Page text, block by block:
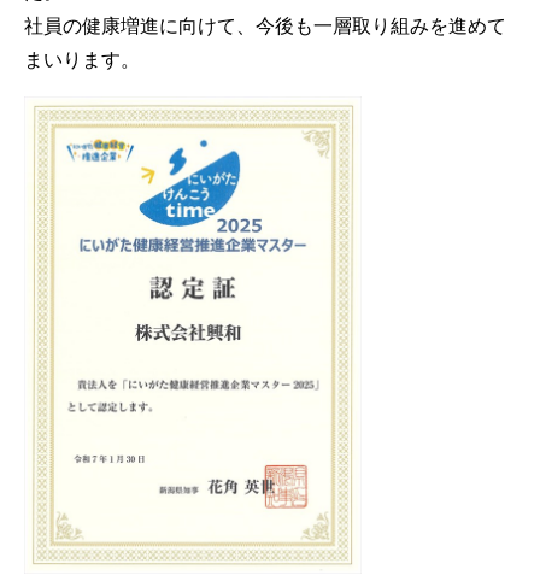
社員の健康増進に向けて、今後も一層取り組みを進めて
まいります。